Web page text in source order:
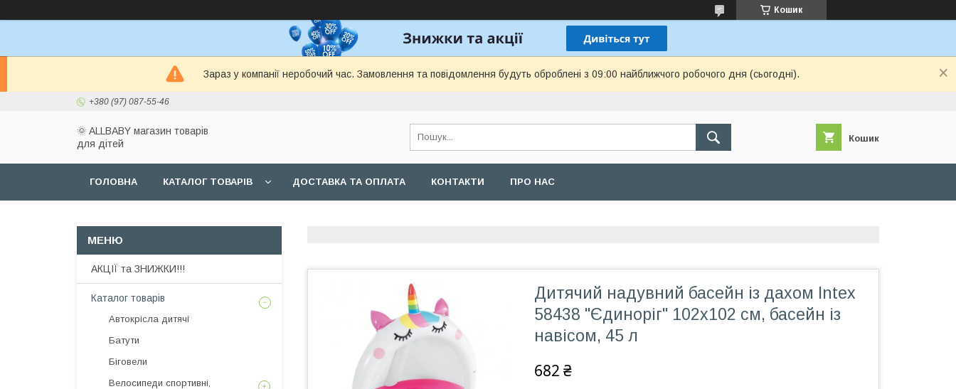
Кошик
Зараз у компанії неробочий час. Замовлення та повідомлення будуть оброблені з 09:00 найближчого робочого дня (сьогодні).
+380 (97) 087-55-46
🌞 ALLBABY магазин товарів
для дітей
Кошик
ГОЛОВНА КАТАЛОГ ТОВАРІВ ДОСТАВКА ТА ОПЛАТА КОНТАКТИ ПРО НАС
Дитячий надувний басейн із дахом Intex
58438 "Єдиноріг" 102х102 см, басейн із
навісом, 45 л
682 ₴
АКЦІЇ та ЗНИЖКИ!!!
Каталог товарів
Автокрісла дитячі
Батути
Біговели
Велосипеди спортивні,